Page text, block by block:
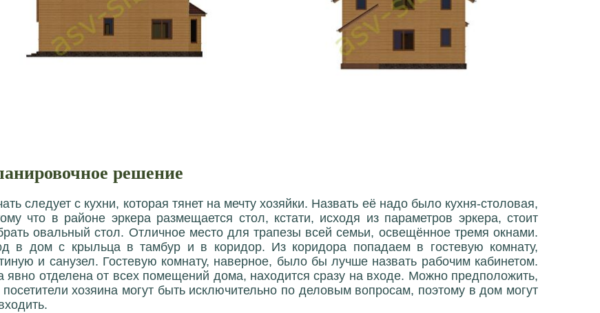
решение
следует с кухни, которая тянет на мечту хозяйки. Назвать её надо было кухня-столовая,
что в районе эркера размещается стол, кстати, исходя из параметров эркера, стоит
овальный стол. Отличное место для трапезы всей семьи, освещённое тремя окнами.
в дом с крыльца в тамбур и в коридор. Из коридора попадаем в гостевую комнату,
и санузел. Гостевую комнату, наверное, было бы лучше назвать рабочим кабинетом.
явно отделена от всех помещений дома, находится сразу на входе. Можно предположить,
посетители хозяина могут быть исключительно по деловым вопросам, поэтому в дом могут